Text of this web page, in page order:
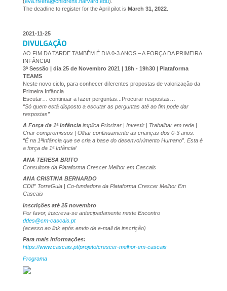
The deadline to register for the April pilot is March 31, 2022
2021-11-25
DIVULGAÇÃO
AO FIM DA TARDE TAMBÉM É DIA 0-3 ANOS – A FORÇA DA PRIMEIRA
INFÂNCIA!
3ª Sessão | dia 25 de Novembro 2021 | 18h - 19h30 | Plataforma
TEAMS
Neste novo ciclo, para conhecer diferentes propostas de valorização da
Primeira Infância
Escutar… continuar a fazer perguntas...Procurar respostas…
“Só quem está disposto a escutar as perguntas até ao fim pode dar
respostas”
A Força da 1ª Infância implica Priorizar | Investir | Trabalhar em rede |
Criar compromissos | Olhar continuamente as crianças dos 0-3 anos.
“É na 1ªInfância que se cria a base do desenvolvimento Humano” . Esta é
a força da 1ª Infância!
ANA TERESA BRITO
Consultora da Plataforma Crescer Melhor em Cascais
ANA CRISTINA BERNARDO
CDIF TorreGuia | Co-fundadora da Plataforma Crescer Melhor Em
Cascais
Inscrições até 25 novembro
Por favor, inscreva-se antecipadamente neste Encontro
ddes@cm-cascais.pt
(acesso ao link após envio de e-mail de inscrição)
Para mais informações:
https://www.cascais.pt/projeto/crescer-melhor-em-cascais
Programa